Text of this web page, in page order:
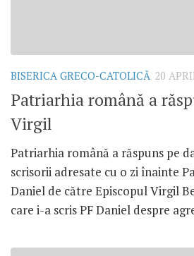
BISERICA GRECO-CATOLICĂ 20
Patriarhia română a
Virgil
Patriarhia română a răspuns pe
scrisorii adresate cu o zi înainte
Daniel de către Episcopul Virgil
care i-a scris PF Daniel despre